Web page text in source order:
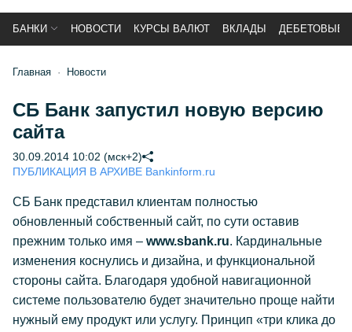
БАНКИ НОВОСТИ КУРСЫ ВАЛЮТ ВКЛАДЫ ДЕБЕТОВЫЕ
Главная Новости
СБ Банк запустил новую версию
сайта
30.09.2014 10:02 (мск+2)
ПУБЛИКАЦИЯ В АРХИВЕ Bankinform.ru
СБ Банк представил клиентам полностью
обновленный собственный сайт, по сути оставив
прежним только имя – www.sbank.ru. Кардинальные
изменения коснулись и дизайна, и функциональной
стороны сайта. Благодаря удобной навигационной
системе пользователю будет значительно проще найти
нужный ему продукт или услугу. Принцип «три клика до